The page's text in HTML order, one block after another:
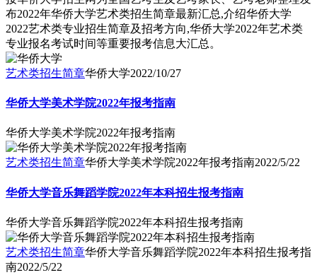
布2022年华侨大学艺术类招生简章最新汇总,介绍华侨大学
2022艺术类专业招生简章及招考方向,华侨大学2022年艺术类
专业报名考试时间等重要报考信息大汇总。
艺术类招生简章华侨大学2022/10/27
华侨大学美术学院2022年报考指南
华侨大学美术学院2022年报考指南
艺术类招生简章华侨大学美术学院2022年报考指南2022/5/22
华侨大学音乐舞蹈学院2022年本科招生报考指南
华侨大学音乐舞蹈学院2022年本科招生报考指南
艺术类招生简章华侨大学音乐舞蹈学院2022年本科招生报考指
南2022/5/22